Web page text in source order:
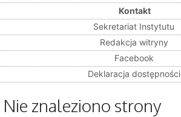
Kontakt
Sekretariat Instytutu
Redakcja witryny
Facebook
Deklaracja dostępności
Nie znaleziono strony